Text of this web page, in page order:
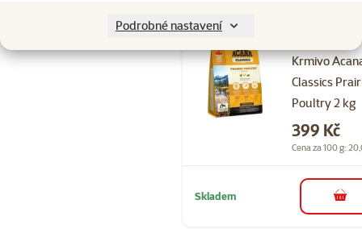
Podrobné nastavení
Krmivo
Classics
Poultry 2 kg
Hodnocení
Cena
399 Kč
Cena za 100 g:
Skladem do